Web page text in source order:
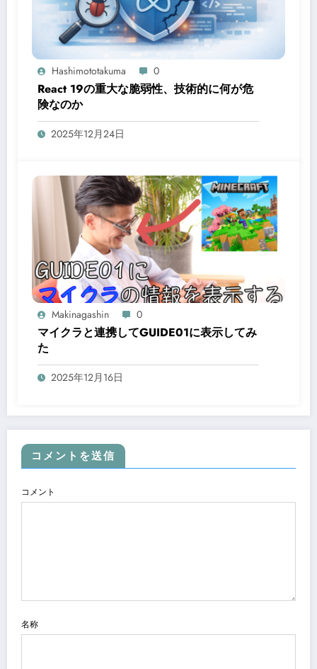
Hashimototakuma 0
React 19の重大な脆弱性、技術的に何が危
険なのか
2025年12月24日
Makinagashin 0
マイクラと連携してGUIDE01に表示してみ
た
2025年12月16日
コメントを送信
コメント
名称